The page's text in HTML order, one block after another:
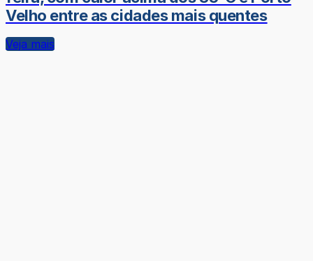
Velho entre as cidades mais quentes
Veja mais